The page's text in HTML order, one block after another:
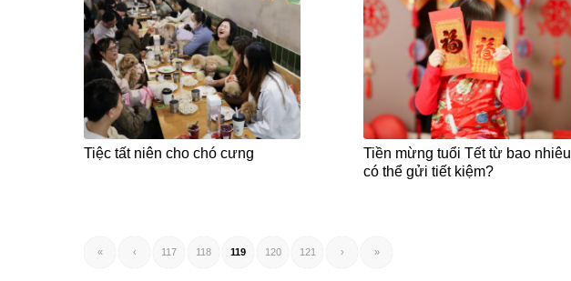
Tiệc tất niên cho chó cưng
Tiền mừng tuổi Tết từ bao nhiêu
có thể gửi tiết kiệm?
« ‹ 117 118 119 120 121 › »